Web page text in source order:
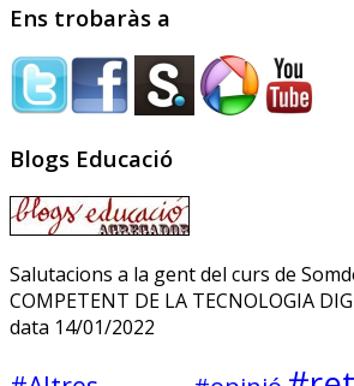
2y
Andrea Galaxina
Esta mañana he leído el artículo
que han publicado hoy en El País
ha suicidado tras sufrir bullying en
Ens trobaràs a
Blogs Educació
Salutacions a la gent del curs de
COMPETENT DE LA TECNOLOGIA
data 14/01/2022